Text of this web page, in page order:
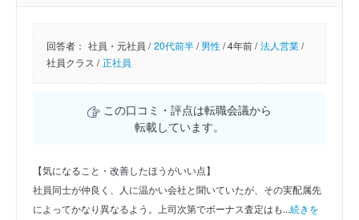
回答者： 社員・元社員 / 20代前半/男性/4年前 / 法人営業/
社員クラス / 正社員
この口コミ・評点は転職会議から
転載しています。
【気になること・改善したほうがいい点】
社員同士が仲良く、人に温かい会社と聞いていたが、その実配属先
によってかなり異なるよう。上司次第でボーナス査定はも...続きを